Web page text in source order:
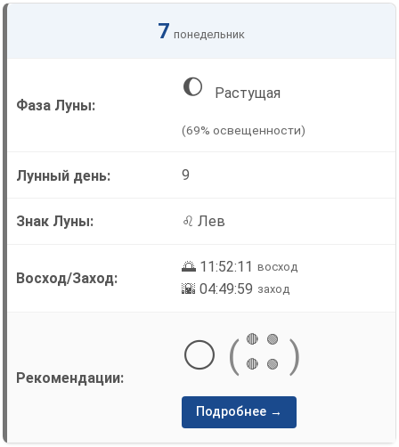
7 понедельник
🌔 Растущая
(69% освещенности)
9
♌ Лев
🌅 11:52:11 восход
🌇 04:49:59 заход
⚪ ( 🔴
🟢
🔴
🟢 )
Подробнее →